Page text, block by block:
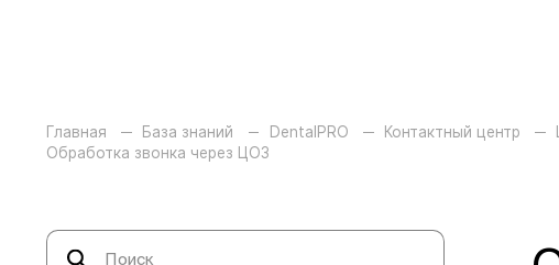
Главная База знаний DentalPRO Контактный центр
Обработка звонка через ЦОЗ